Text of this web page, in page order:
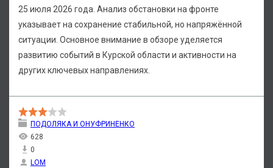
25 июля 2026 года. Анализ обстановки на фронте
указывает на сохранение стабильной, но напряжённой
ситуации. Основное внимание в обзоре уделяется
развитию событий в Курской области и активности на
других ключевых направлениях.
ПОДОЛЯКА И ОНУФРИНЕНКО
628
0
LOM